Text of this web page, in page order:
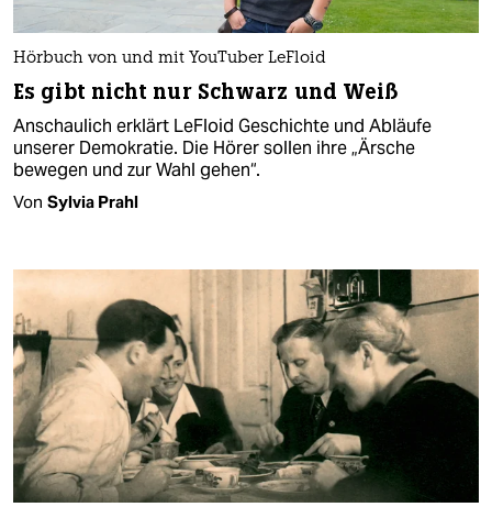
Hörbuch von und mit YouTuber LeFloid
Es gibt nicht nur Schwarz und Weiß
Anschaulich erklärt LeFloid Geschichte und Abläufe
unserer Demokratie. Die Hörer sollen ihre „Ärsche
bewegen und zur Wahl gehen“.
Von Sylvia Prahl